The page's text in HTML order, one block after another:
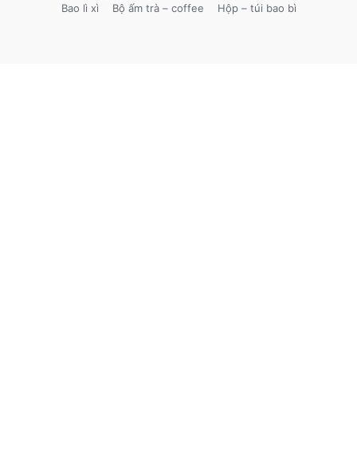
Bao lì xì
Bộ ấm trà – coffee Hộp – túi bao bì